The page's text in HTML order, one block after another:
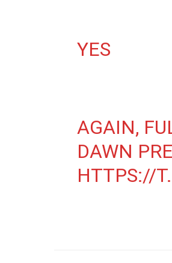
YES
AGAIN,
DAWN
HTTPS://